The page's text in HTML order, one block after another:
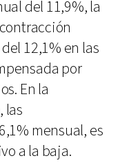
del 11,9%, la
12,1% en las
por
En la
las
mensual, es
a la baja.